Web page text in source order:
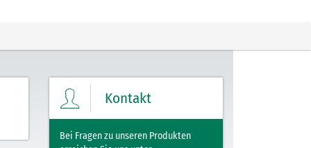
Kontakt
Bei Fragen zu unseren Produkten